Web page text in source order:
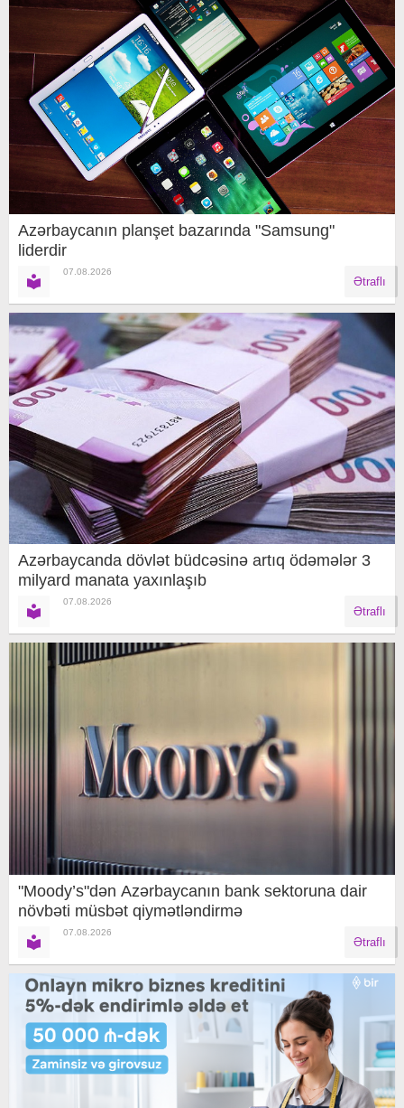
Azərbaycanın planşet bazarında "Samsung"
liderdir
07.08.2026
Ətraflı
Azərbaycanda dövlət büdcəsinə artıq ödəmələr 3
milyard manata yaxınlaşıb
07.08.2026
Ətraflı
"Moody’s"dən Azərbaycanın bank sektoruna dair
növbəti müsbət qiymətləndirmə
07.08.2026
Ətraflı